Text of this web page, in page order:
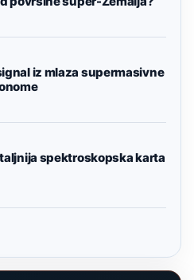
iz mlaza supermasivne
spektroskopska karta